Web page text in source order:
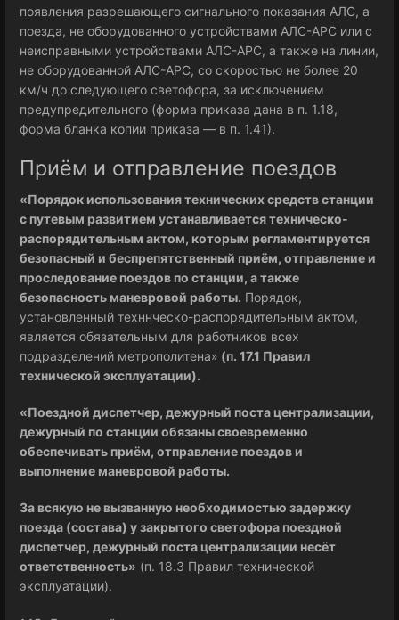
появления разрешающего сигнального показания АЛС, а
поезда, не оборудованного устройствами АЛС-АРС или с
неисправными устройствами АЛС-АРС, а также на линии,
не оборудованной АЛС-АРС, со скоростью не более 20
км/ч до следующего светофора, за исключением
предупредительного (форма приказа дана в п. 1.18,
форма бланка копии приказа — в п. 1.41).
Приём и отправление поездов
«Порядок использования технических средств станции
с путевым развитием устанавливается техническо-
распорядительным актом, которым регламентируется
безопасный и беспрепятственный приём, отправление и
проследование поездов по станции, а также
безопасность маневровой работы. Порядок,
установленный техннческо-распорядительным актом,
является обязательным для работников всех
подразделений метрополитена» (п. 17.1 Правил
технической эксплуатации).
«Поездной диспетчер, дежурный поста централизации,
дежурный по станции обязаны своевременно
обеспечивать приём, отправление поездов и
выполнение маневровой работы.
За всякую не вызванную необходимостью задержку
поезда (состава) у закрытого светофора поездной
диспетчер, дежурный поста централизации несёт
ответственность» (п. 18.3 Правил технической
эксплуатации).